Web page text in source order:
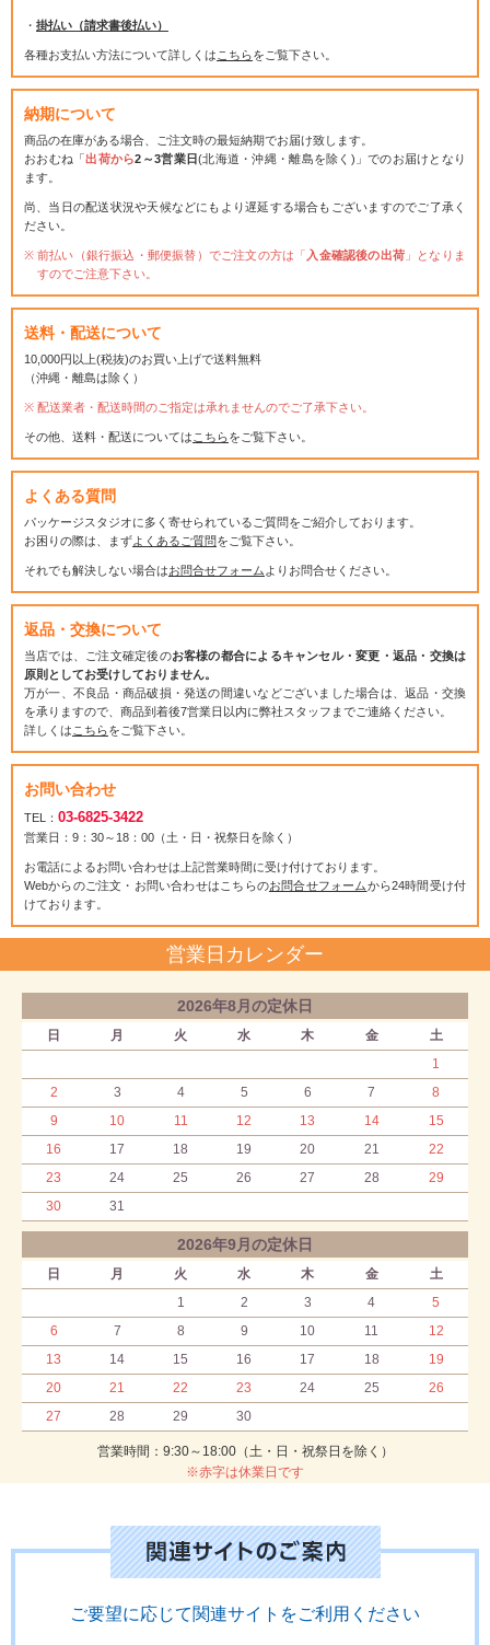
・ 掛払い（請求書後払い）
各種お支払い方法について詳しくは こちらをご覧下さい。
納期について
商品の在庫がある場合、ご注文時の最短納期でお届け致します。
おおむね「出荷から2～3営業日(北海道・沖縄・離島を除く)」でのお届けとなり
ます。
尚、当日の配送状況や天候などにもより遅延する場合もございますのでご了承く
ださい。
前払い（銀行振込・郵便振替）でご注文の方は「 入金確認後の出荷 」となりま
すのでご注意下さい。
送料・配送について
10,000円以上(税抜)のお買い上げで送料無料
（沖縄・離島は除く）
配送業者・配送時間のご指定は承れませんのでご了承下さい。
その他、送料・配送については こちらをご覧下さい。
よくある質問
パッケージスタジオに多く寄せられているご質問をご紹介しております。
お困りの際は、まずよくあるご質問をご覧下さい。
それでも解決しない場合はお問合せフォーム よりお問合せください。
返品・交換について
当店では、ご注文確定後のお客様の都合によるキャンセル・変更・返品・交換は
原則としてお受けしておりません。
万が一、不良品・商品破損・発送の間違いなどございました場合は、返品・交換
を承りますので、商品到着後7営業日以内に弊社スタッフまでご連絡ください。
詳しくは こちらをご覧下さい。
お問い合わせ
TEL： 03-6825-3422
営業日：9：30～18：00（土・日・祝祭日を除く）
お電話によるお問い合わせは上記営業時間に受け付けております。
Webからのご注文・お問い合わせはこちらのお問合せフォームから24時間受け付
けております。
営業日カレンダー
2026年8月の定休日
日 月 火 水 木 金
土
1
2
3 4 5 6 7
8
9
10 11 12 13 14
15
16
17 18 19 20 21
22
23
24 25 26 27 28
29
30
31
2026年9月の定休日
日 月 火 水 木 金
土
1
2 3 4
5
6
7 8 9 10 11
12
13
14 15 16 17 18
19
20
21 22 23 24 25
26
27
28 29 30
営業時間：9:30～18:00（土・日・祝祭日を除く）
※赤字は休業日です
ご要望に応じて関連サイトをご利用ください